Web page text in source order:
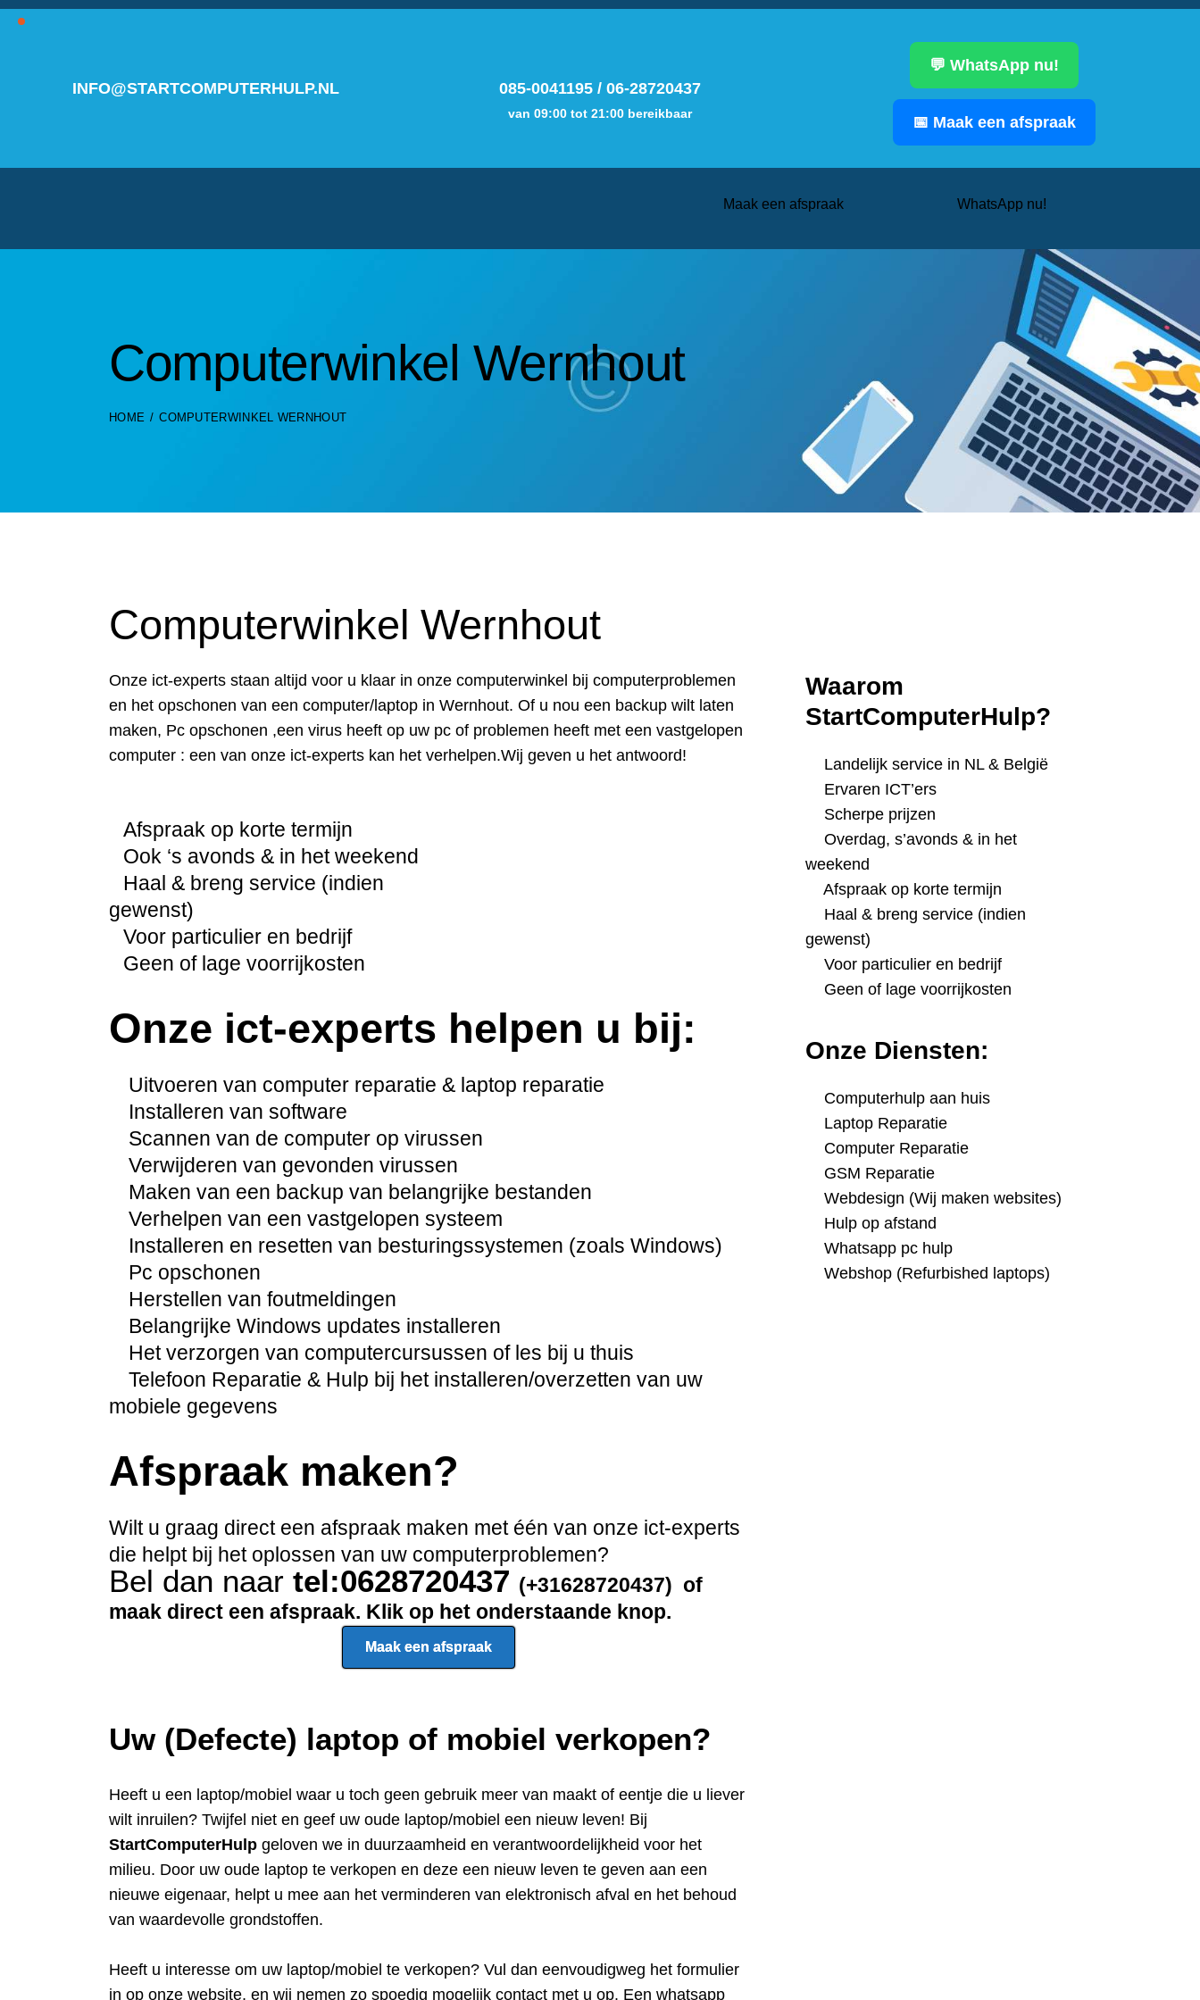
INFO@STARTCOMPUTERHULP.NL 085-0041195/ 06-28720437
van 09:00 tot 21:00 bereikbaar
💬 WhatsApp nu!
📅 Maak een afspraak
Maak een afspraak WhatsApp nu!
Computerwinkel Wernhout
HOME COMPUTERWINKEL WERNHOUT
Computerwinkel Wernhout
Onze ict-experts staan altijd voor u klaar in onze computerwinkel bij computerproblemen
en het opschonen van een computer/laptop in Wernhout. Of u nou een backup wilt laten
maken, Pc opschonen ,een virus heeft op uw pc of problemen heeft met een vastgelopen
computer : een van onze ict-experts kan het verhelpen.Wij geven u het antwoord!
Afspraak op korte termijn
Ook ‘s avonds & in het weekend
Haal & breng service (indien
gewenst)
Voor particulier en bedrijf
Geen of lage voorrijkosten
Onze ict-experts helpen u bij:
Uitvoeren van computer reparatie & laptop reparatie
Installeren van software
Scannen van de computer op virussen
Verwijderen van gevonden virussen
Maken van een backup van belangrijke bestanden
Verhelpen van een vastgelopen systeem
Installeren en resetten van besturingssystemen (zoals Windows)
Pc opschonen
Herstellen van foutmeldingen
Belangrijke Windows updates installeren
Het verzorgen van computercursussen of les bij u thuis
Telefoon Reparatie & Hulp bij het installeren/overzetten van uw
mobiele gegevens
Afspraak maken?
Wilt u graag direct een afspraak maken met één van onze ict-experts
die helpt bij het oplossen van uw computerproblemen?
Bel dan naar tel:0628720437 (+31628720437) of
maak direct een afspraak. Klik op het onderstaande knop.
Maak een afspraak
Uw (Defecte) laptop of mobiel verkopen?
Heeft u een laptop/mobiel waar u toch geen gebruik meer van maakt of eentje die u liever
wilt inruilen? Twijfel niet en geef uw oude laptop/mobiel een nieuw leven! Bij
StartComputerHulp geloven we in duurzaamheid en verantwoordelijkheid voor het
milieu. Door uw oude laptop te verkopen en deze een nieuw leven te geven aan een
nieuwe eigenaar, helpt u mee aan het verminderen van elektronisch afval en het behoud
van waardevolle grondstoffen.
Heeft u interesse om uw laptop/mobiel te verkopen? Vul dan eenvoudigweg het formulier
in op onze website, en wij nemen zo spoedig mogelijk contact met u op. Een whatsapp
Waarom
StartComputerHulp?
Landelijk service in NL & België
Ervaren ICT’ers
Scherpe prijzen
Overdag, s’avonds & in het
weekend
Afspraak op korte termijn
Haal & breng service (indien
gewenst)
Voor particulier en bedrijf
Geen of lage voorrijkosten
Onze Diensten:
Computerhulp aan huis
Laptop Reparatie
Computer Reparatie
GSM Reparatie
Webdesign (Wij maken websites)
Hulp op afstand
Whatsapp pc hulp
Webshop (Refurbished laptops)